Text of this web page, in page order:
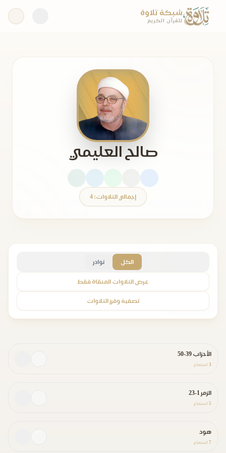
شبكة تلاوة
للقرآن الكريم
صالح العليمي
إجمالي التلاوات: 4
الكل نوادر
عرض التلاوات المنقاة فقط
تصفية وفرز التلاوات
الأحزاب 39-50
3 استماع
الزمر 1-23
5 استماع
هود
7 استماع